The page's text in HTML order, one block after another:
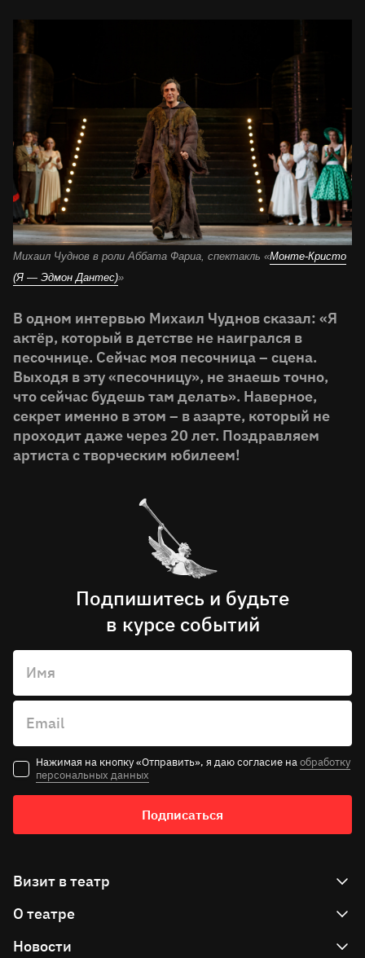
Михаил Чуднов в роли Аббата Фариа, спектакль «Монте-Кристо
(Я — Эдмон Дантес)»
В одном интервью Михаил Чуднов сказал: «Я
актёр, который в детстве не наигрался в
песочнице. Сейчас моя песочница – сцена.
Выходя в эту «песочницу», не знаешь точно,
что сейчас будешь там делать». Наверное,
секрет именно в этом – в азарте, который не
проходит даже через 20 лет. Поздравляем
артиста с творческим юбилеем!
Подпишитесь и будьте
в курсе событий
Имя
Email
Нажимая на кнопку «Отправить», я даю согласие наобработку
персональных данных
Подписаться
Визит в театр
Как купить билет
Как вернуть билет
О театре
Театр сегодня
Новости